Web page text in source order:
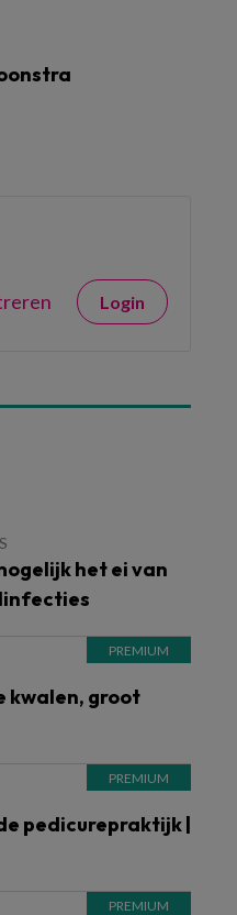
Login
het ei van
kwalen, groot
pedicurepraktijk |